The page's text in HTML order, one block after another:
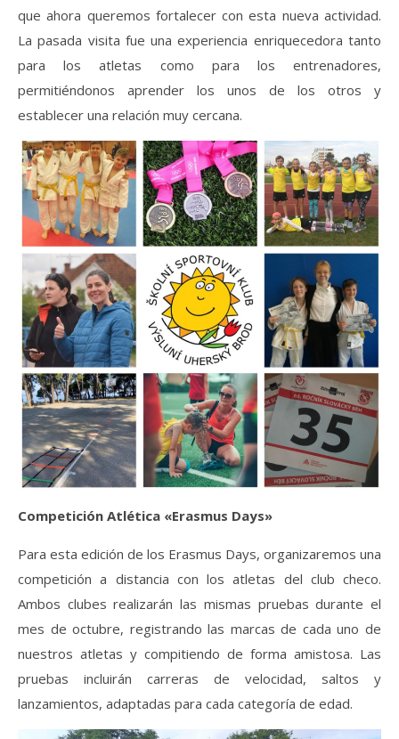
que ahora queremos fortalecer con esta nueva actividad.
La pasada visita fue una experiencia enriquecedora tanto
para los atletas como para los entrenadores,
permitiéndonos aprender los unos de los otros y
establecer una relación muy cercana.
Competición Atlética «Erasmus Days»
Para esta edición de los Erasmus Days, organizaremos una
competición a distancia con los atletas del club checo.
Ambos clubes realizarán las mismas pruebas durante el
mes de octubre, registrando las marcas de cada uno de
nuestros atletas y compitiendo de forma amistosa. Las
pruebas incluirán carreras de velocidad, saltos y
lanzamientos, adaptadas para cada categoría de edad.